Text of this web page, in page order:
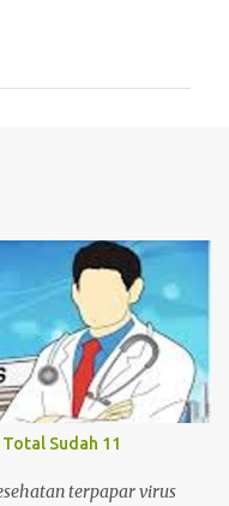
Sudah 11
terpapar virus